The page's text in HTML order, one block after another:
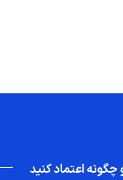
اعتماد کنید